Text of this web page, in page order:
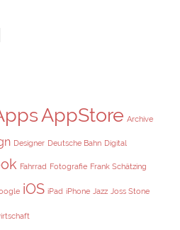
AppStore Archive
Designer Deutsche Bahn Digital
Fahrrad Fotografie Frank Schätzing
iOS iPad iPhone Jazz Joss Stone